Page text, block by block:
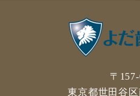
〒
東京都世田谷